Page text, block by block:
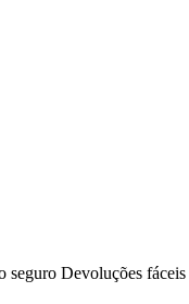
seguro Devoluções fáceis